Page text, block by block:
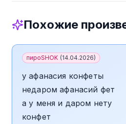
Похожие
пироSHOK (14.04.2026)
у афанасия конфеты
недаром афанасий фет
а у меня и даром нету
конфет